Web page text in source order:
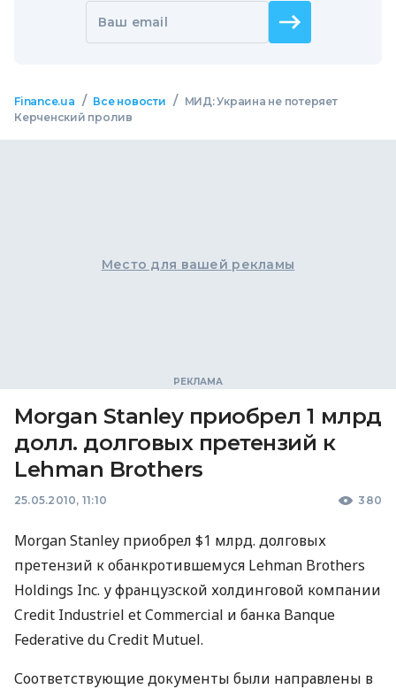
Ваш email
Finance.ua / Все новости /
МИД: Украина не потеряет
Керченский пролив
Место для вашей рекламы
Morgan Stanley приобрел 1 млрд
долл. долговых претензий к
Lehman Brothers
25.05.2010, 11:10 380
Morgan Stanley приобрел $1 млрд. долговых
претензий к обанкротившемуся Lehman Brothers
Holdings Inc. у французской холдинговой компании
Credit Industriel et Commercial и банка Banque
Federative du Credit Mutuel.
Соответствующие документы были направлены в